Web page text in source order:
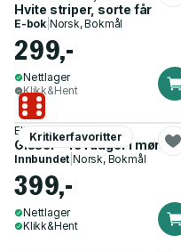
Hvite striper, sorte får
E-bok Norsk, Bokmål
299,-
Nettlager
Klikk&Hent
Kritikerfavoritter
Eli Sharabi
Gissel - 491 dager i mørket
Innbundet |Norsk, Bokmål
399,-
Nettlager
Klikk&Hent